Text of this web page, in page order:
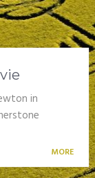
in
MORE